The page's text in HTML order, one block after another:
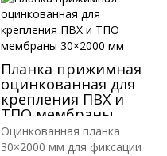
Планка прижимная
оцинкованная для
крепления ПВХ и
ТПО мембраны
30×2000 мм
Оцинкованная планка
30×2000 мм для фиксации